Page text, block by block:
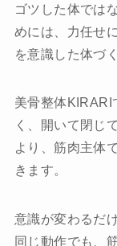
ゴツした体では
めには、力任せ
を意識した体づ
美骨整体KIRARI
く、開いて閉じ
より、筋肉主体
きます。
意識が変わるだ
同じ動作でも、